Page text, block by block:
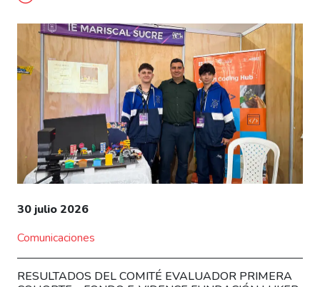
30 julio 2026
Comunicaciones
RESULTADOS DEL COMITÉ EVALUADOR PRIMERA